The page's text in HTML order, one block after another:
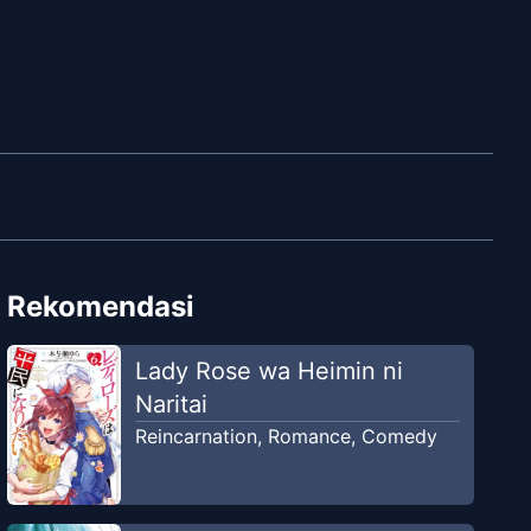
Rekomendasi
Lady Rose wa Heimin ni
Naritai
Reincarnation, Romance, Comedy